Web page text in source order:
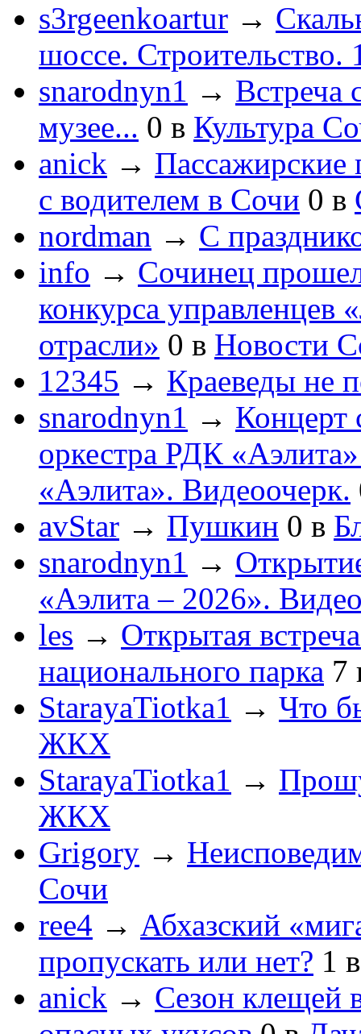
s3rgeenkoartur →
шоссе. Строительство.
snarodnyn1 → Встреча
музее... 0 в Культура
anick → Пассажирские
с водителем в Сочи 0 в
nordman → С
info → Сочинец
конкурса управленцев
отрасли» 0 в Новости
12345 → Краеведы не
snarodnyn1 → Концерт
оркестра РДК
«Аэлита». Видеоочерк.
avStar → Пушкин 0 в
snarodnyn1 →
«Аэлита – 2026».
les → Открытая
национального парка 7
StarayaTiotka1 → Что
ЖКХ
StarayaTiotka1 →
ЖКХ
Grigory →
Сочи
ree4 → Абхазский
пропускать или нет? 1
anick → Сезон клещей